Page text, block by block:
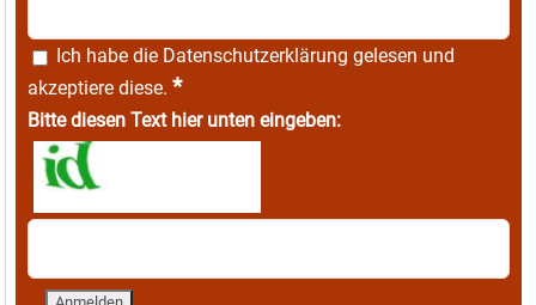
Ich habe die Datenschutzerklärung gelesen und
akzeptiere diese. *
Bitte diesen Text hier unten eingeben: